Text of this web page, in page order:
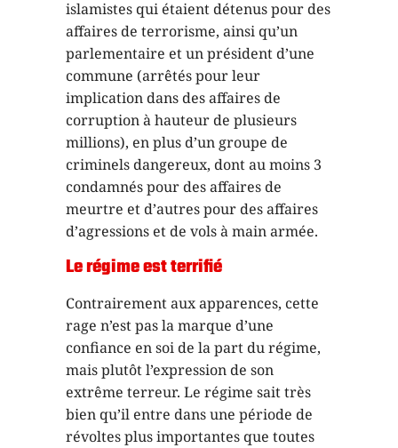
islamistes qui étaient détenus pour des
affaires de terrorisme, ainsi qu’un
parlementaire et un président d’une
commune (arrêtés pour leur
implication dans des affaires de
corruption à hauteur de plusieurs
millions), en plus d’un groupe de
criminels dangereux, dont au moins 3
condamnés pour des affaires de
meurtre et d’autres pour des affaires
d’agressions et de vols à main armée.
Le régime est terrifié
Contrairement aux apparences, cette
rage n’est pas la marque d’une
confiance en soi de la part du régime,
mais plutôt l’expression de son
extrême terreur. Le régime sait très
bien qu’il entre dans une période de
révoltes plus importantes que toutes